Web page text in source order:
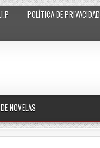
POLÍTICA DE PRIVACIDAD
NOVELAS